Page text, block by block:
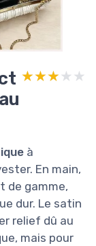
★★★★★
★★★★★
à
En main,
de gamme,
dur. Le satin
relief dû au
mais pour